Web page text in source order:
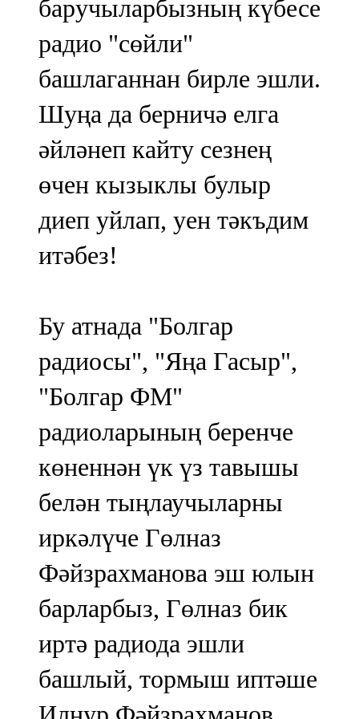
107,8 FM
Теләче
106,1 FM
Түбән Кама
Чирмешән
107,7 FM
103,0 FM
Чүпрәле
91,0 FM
Шәмәрдән
102,3 FM
Яңа чишмә
Яр Чаллы
105,5 FM
баручыларбызның күбесе
радио "сөйли"
башлаганнан бирле эшли.
Шуңа да берничә елга
әйләнеп кайту сезнең
өчен кызыклы булыр
диеп уйлап, уен тәкъдим
итәбез!
Бу атнада "Болгар
радиосы", "Яңа Гасыр",
"Болгар ФМ"
радиоларының беренче
көненнән үк үз тавышы
белән тыңлаучыларны
иркәлүче Гөлназ
Фәйзрахманова эш юлын
барларбыз, Гөлназ бик
иртә радиода эшли
башлый, тормыш иптәше